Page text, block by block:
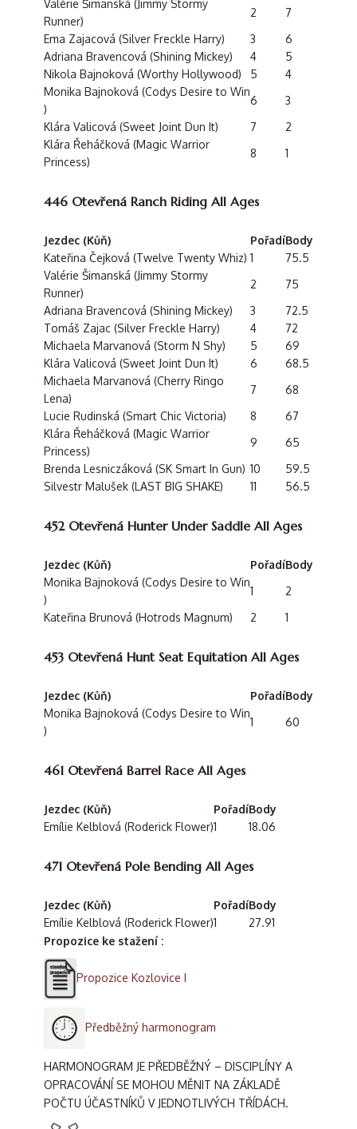
Valérie Šimanská (Jimmy Stormy
Runner)
2
7
Ema Zajacová (Silver Freckle Harry)
3
6
Adriana Bravencová (Shining Mickey)
4
5
Nikola Bajnoková (Worthy Hollywood)
5
4
Monika Bajnoková (Codys Desire to Win
)
6
3
Klára Valicová (Sweet Joint Dun It)
7
2
Klára Řeháčková (Magic Warrior
Princess)
8 1
446 Otevřená Ranch Riding All Ages
Jezdec (Kůň) PořadíBody
Kateřina Čejková (Twelve Twenty Whiz) 1
75.5
Valérie Šimanská (Jimmy Stormy
Runner)
2
75
Adriana Bravencová (Shining Mickey)
3
72.5
Tomáš Zajac (Silver Freckle Harry)
4
72
Michaela Marvanová (Storm N Shy)
5
69
Klára Valicová (Sweet Joint Dun It)
6
68.5
Michaela Marvanová (Cherry Ringo
Lena)
7
68
Lucie Rudinská (Smart Chic Victoria)
8
67
Klára Řeháčková (Magic Warrior
Princess)
9
65
Brenda Lesniczáková (SK Smart In Gun) 10
59.5
Silvestr Malušek (LAST BIG SHAKE)
11 56.5
452 Otevřená Hunter Under Saddle All Ages
Jezdec (Kůň) PořadíBody
Monika Bajnoková (Codys Desire to Win
)
1
2
Kateřina Brunová (Hotrods Magnum)
2 1
453 Otevřená Hunt Seat Equitation All Ages
Jezdec (Kůň) PořadíBody
Monika Bajnoková (Codys Desire to Win
)
1 60
461 Otevřená Barrel Race All Ages
Jezdec (Kůň) PořadíBody
Emílie Kelblová (Roderick Flower)1 18.06
471 Otevřená Pole Bending All Ages
Jezdec (Kůň) PořadíBody
Emílie Kelblová (Roderick Flower)1
27.91
Propozice ke stažení :
Propozice Kozlovice I
Předběžný harmonogram
HARMONOGRAM JE PŘEDBĚŽNÝ – DISCIPLÍNY A
OPRACOVÁNÍ SE MOHOU MĚNIT NA ZÁKLADĚ
POČTU ÚČASTNÍKŮ V JEDNOTLIVÝCH TŘÍDÁCH.